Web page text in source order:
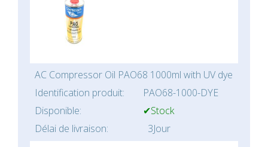
AC Compressor Oil PAO68 1000ml with UV dye
Identification produit:
PAO68-1000-DYE
Disponible:
✔Stock
Délai de livraison:
3Jour